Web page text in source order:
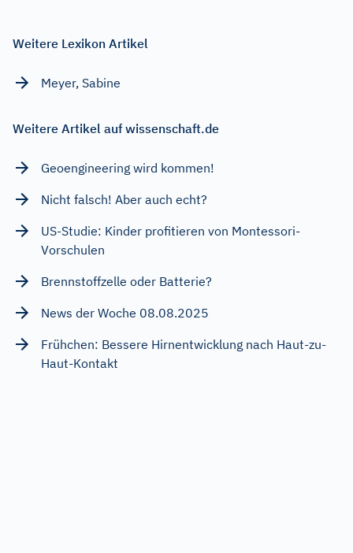
Weitere Lexikon Artikel
Meyer, Sabine
Weitere Artikel auf wissenschaft.de
Geoengineering wird kommen!
Nicht falsch! Aber auch echt?
US-Studie: Kinder profitieren von Montessori-
Vorschulen
Brennstoffzelle oder Batterie?
News der Woche 08.08.2025
Frühchen: Bessere Hirnentwicklung nach Haut-zu-
Haut-Kontakt